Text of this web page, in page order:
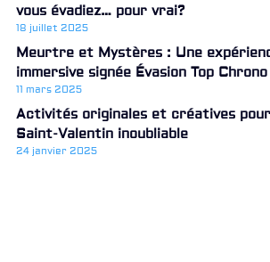
vous évadiez… pour vrai?
18 juillet 2025
Meurtre et Mystères : Une
immersive signée Évasion Top Chrono
11 mars 2025
Activités originales et créatives
Saint-Valentin inoubliable
24 janvier 2025